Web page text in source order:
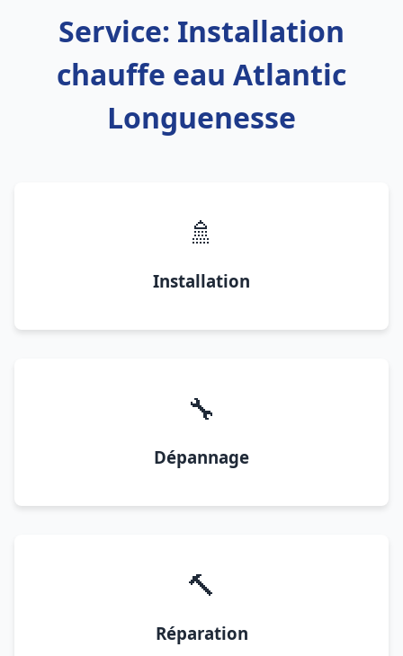
Service: Installation
chauffe eau Atlantic
Longuenesse
🚿
Installation
🔧
Dépannage
🔨
Réparation